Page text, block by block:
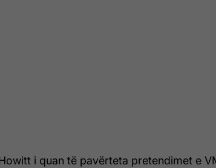
i quan të pavërteta pretendimet e